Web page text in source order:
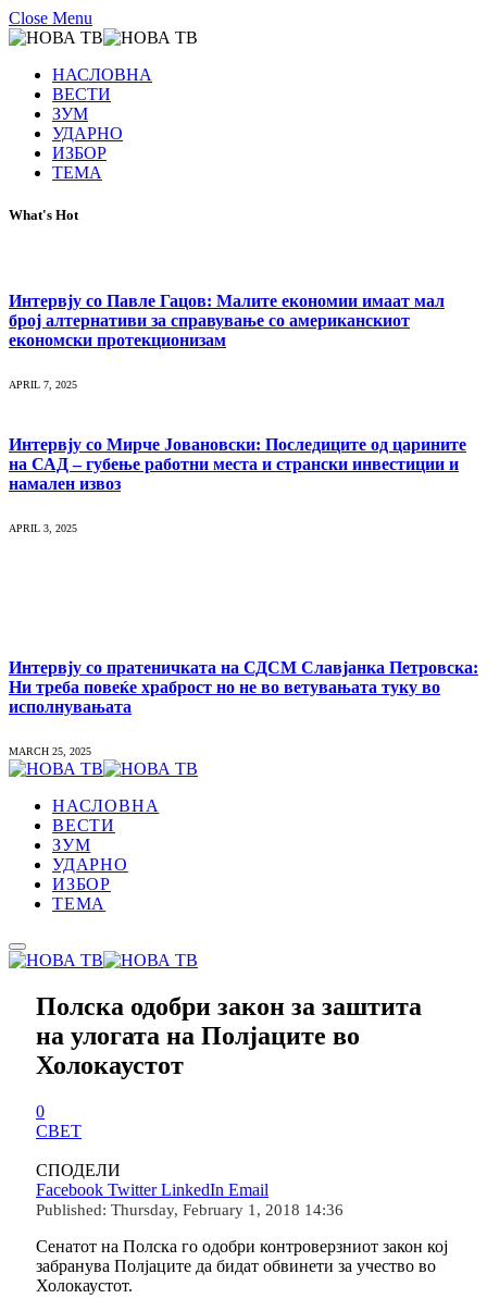
Close Menu
НАСЛОВНА
ВЕСТИ
ЗУМ
УДАРНО
ИЗБОР
ТЕМА
What's Hot
Интервју со Павле Гацов: Малите економии имаат мал
број алтернативи за справување со американскиот
економски протекционизам
APRIL 7, 2025
Интервју со Мирче Јовановски: Последиците од царините
на САД – губење работни места и странски инвестиции и
намален извоз
APRIL 3, 2025
Интервју со пратеничката на СДСМ Славјанка Петровска:
Ни треба повеќе храброст но не во ветувањата туку во
исполнувањата
MARCH 25, 2025
НАСЛОВНА
ВЕСТИ
ЗУМ
УДАРНО
ИЗБОР
ТЕМА
Полска одобри закон за заштита
на улогата на Полјаците во
Холокаустот
0
СВЕТ
СПОДЕЛИ
Facebook Twitter LinkedIn Email
Published: Thursday, February 1, 2018 14:36
Сенатот на Полска го одобри контроверзниот закон кој
забранува Полјаците да бидат обвинети за учество во
Холокаустот.